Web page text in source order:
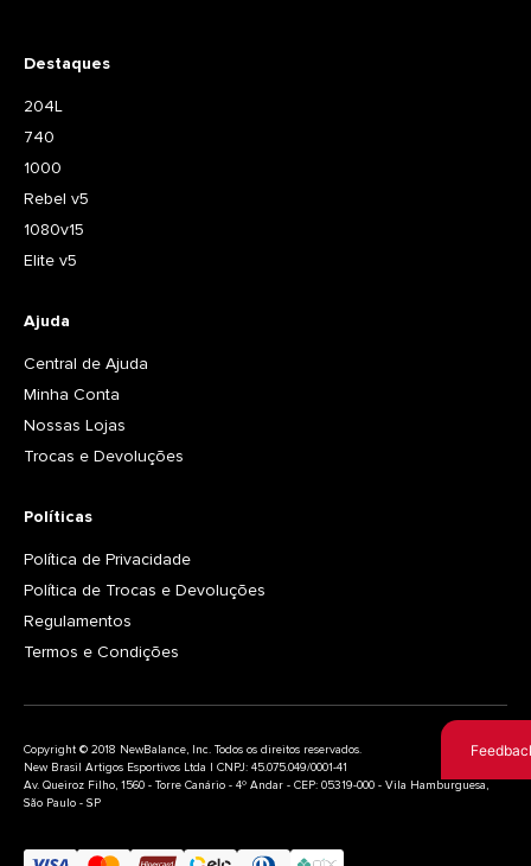
Destaques
204L
740
1000
Rebel v5
1080v15
Elite v5
Ajuda
Central de Ajuda
Minha Conta
Nossas Lojas
Trocas e Devoluções
Políticas
Política de Privacidade
Política de Trocas e Devoluções
Regulamentos
Termos e Condições
Copyright © 2018 NewBalance, Inc. Todos os direitos reservados.
New Brasil Artigos Esportivos Ltda | CNPJ: 45.075.049/0001-41
Av. Queiroz Filho, 1560 - Torre Canário - 4º Andar - CEP: 05319-000 - Vila Hamburguesa,
São Paulo - SP